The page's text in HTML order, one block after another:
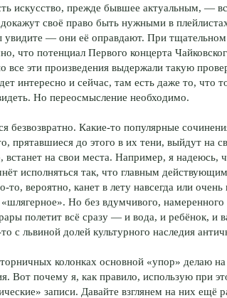
искусство, прежде бывшее актуальным, —
своё право быть нужными в
— они её оправдают. При тщательном
что потенциал Первого концерта
все эти произведения выдержали такую
интересно и сейчас, там есть даже то, что
Но переосмысление необходимо.
безвозвратно. Какие-то популярные
прятавшиеся до этого в их тени, выйдут на
на свои места. Например, я надеюсь,
исполняться так, что главным
то, вероятно, канет в лету навсегда или
Но без вдумчивого,
полетит всё сразу — и вода, и ребёнок, и
с львиной долей культурного наследия
колонках основной «упор» делаю
Вот почему я, как правило, использую при
записи. Давайте взглянем на них ещё